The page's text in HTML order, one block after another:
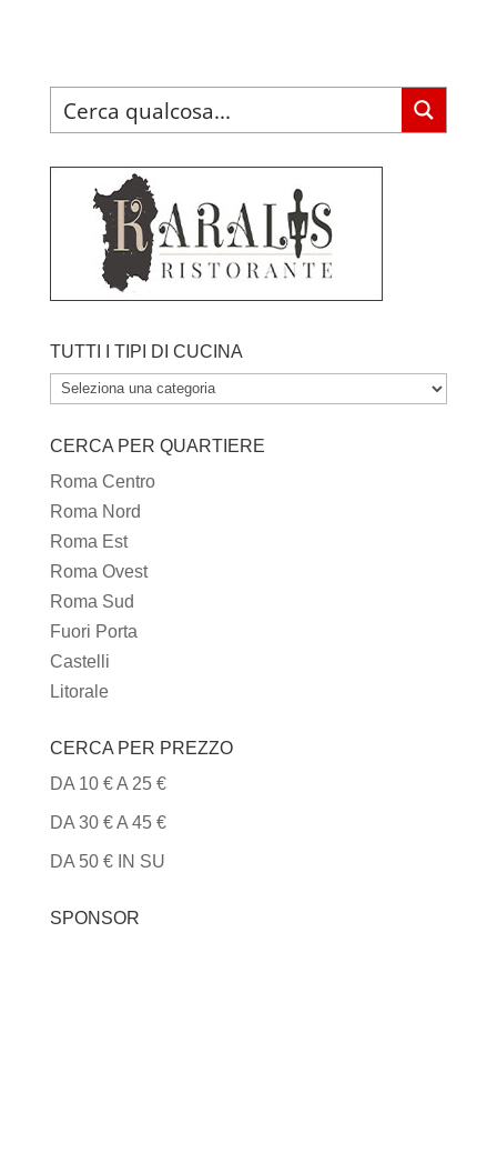
TUTTI I TIPI DI CUCINA
TUTTI
TIPI
DI
CUCINA
CERCA PER QUARTIERE
Roma Centro
Roma Nord
Roma Est
Roma Ovest
Roma Sud
Fuori Porta
Castelli
Litorale
CERCA PER PREZZO
DA 10 € A 25 €
DA 30 € A 45 €
DA 50 € IN SU
SPONSOR